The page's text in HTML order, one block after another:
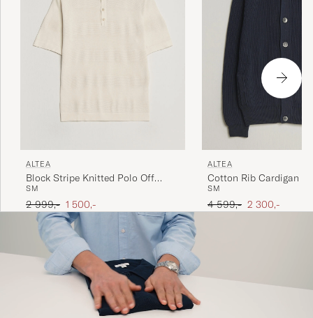
ALTEA
Block Stripe Knitted Polo Off
White
SM
Ordinær pris
2 999,- Nedsatt pris
1 500,-
ALTEA
Cotton Rib Cardigan
SM
Ordinær pris
4 599,- Nedsatt pris
2 300,-